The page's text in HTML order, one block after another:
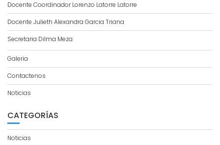
Docente Coordinador Lorenzo Latorre Latorre
Docente Julieth Alexandra Garcia Triana
Secretaria Dilma Meza
Galeria
Contactenos
Noticias
CATEGORÍAS
Noticias